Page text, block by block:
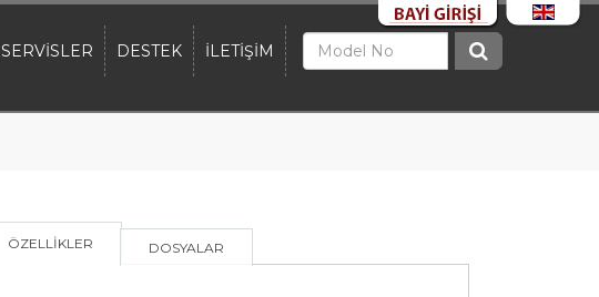
SERVİSLER DESTEK İLETİŞİM
ÖZELLİKLER DOSYALAR